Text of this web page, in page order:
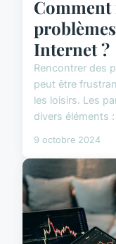
Comment
Internet ?
Rencontrer des
peut être
les loisirs. Les
divers éléments
9 octobre 2024